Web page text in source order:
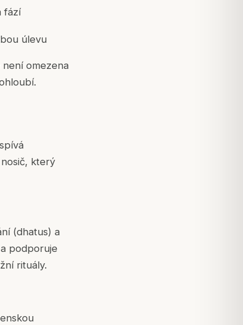
fází
úlevu
omezena
který
(dhatus) a
podporuje
rituály.